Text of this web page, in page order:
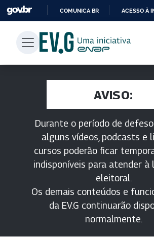
COMUNICA BR ACESSO À
AVISO:
Durante o período de
alguns vídeos, podcasts e
cursos poderão ficar
indisponíveis para atender à
eleitoral.
Os demais conteúdos e
da EV.G continuarão
normalmente.